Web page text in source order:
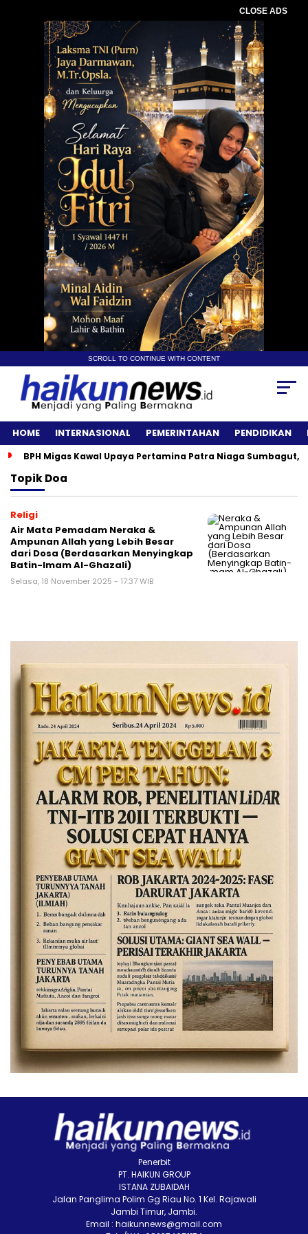
CLOSE ADS
SCROLL TO CONTINUE WITH CONTENT
HOME INTERNASIONAL PEMERINTAHAN PENDIDIKAN
BPH Migas Kawal Upaya Pertamina Patra Niaga Sumbagut,
TopikDoa
Religi
Air Mata Pemadam Neraka &
Ampunan Allah yang Lebih Besar
dari Dosa (Berdasarkan Menyingkap
Batin-Imam Al-Ghazali)
Selasa, 18 November 2025 - 17:37 WIB
Penerbit
PT. HAIKUN GROUP
ISTANA ZUBAIDAH
Jalan Panglima Polim Gg Riau No. 1 Kel. Rajawali
Jambi Timur, Jambi.
Email : haikunnews@gmail.com